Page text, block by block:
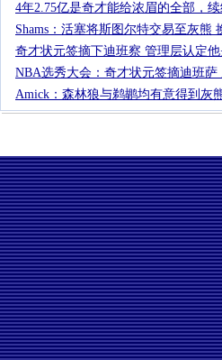
4年2.75亿是奇才能给浓眉的全部，
Shams：活塞将斯图尔特交易至灰熊
奇才状元签摘下迪班察 管理层认定
NBA选秀大会：奇才状元签摘迪班萨
Amick：森林狼与鹈鹕均有意得到灰